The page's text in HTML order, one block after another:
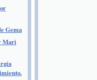
Gema
Mari